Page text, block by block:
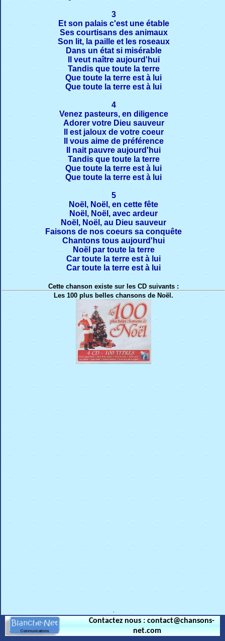
3
Et son palais c'est une étable
Ses courtisans des animaux
Son lit, la paille et les roseaux
Dans un état si misérable
Il veut naître aujourd'hui
Tandis que toute la terre
Que toute la terre est à lui
Que toute la terre est à lui
4
Venez pasteurs, en diligence
Adorer votre Dieu sauveur
Il est jaloux de votre coeur
Il vous aime de préférence
Il nait pauvre aujourd'hui
Tandis que toute la terre
Que toute la terre est à lui
Que toute la terre est à lui
5
Noël, Noël, en cette fête
Noël, Noël, avec ardeur
Noël, Noël, au Dieu sauveur
Faisons de nos coeurs sa conquête
Chantons tous aujourd'hui
Noël par toute la terre
Car toute la terre est à lui
Car toute la terre est à lui
Cette chanson existe sur les CD suivants :
Les 100 plus belles chansons de Noël.
.
Contactez nous : contact@chansons-
net.com